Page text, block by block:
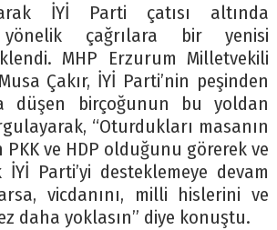
İYİ Parti çatısı altında
çağrılara bir yenisi
MHP Erzurum Milletvekili
Çakır, İYİ Parti’nin peşinden
düşen birçoğunun bu yoldan
“Oturdukları masanın
ve HDP olduğunu görerek ve
Parti’yi desteklemeye devam
vicdanını, milli hislerini ve
daha yoklasın” diye konuştu.